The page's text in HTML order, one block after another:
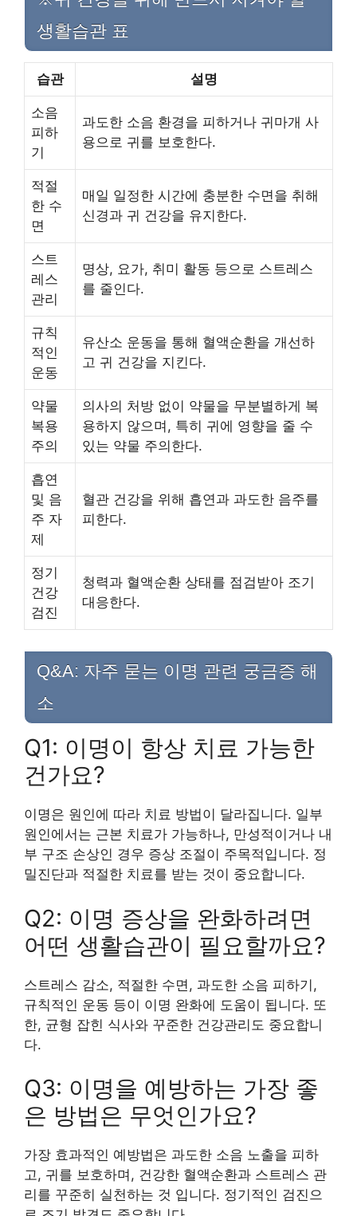
생활습관 표
습관 설명
소음
피하
기
과도한 소음 환경을 피하거나 귀마개 사
용으로 귀를 보호한다.
적절
한 수
면
매일 일정한 시간에 충분한 수면을 취해
신경과 귀 건강을 유지한다.
스트
레스
관리
명상, 요가, 취미 활동 등으로 스트레스
를 줄인다.
규칙
적인
운동
유산소 운동을 통해 혈액순환을 개선하
고 귀 건강을 지킨다.
약물
복용
주의
의사의 처방 없이 약물을 무분별하게 복
용하지 않으며, 특히 귀에 영향을 줄 수
있는 약물 주의한다.
흡연
및 음
주 자
제
혈관 건강을 위해 흡연과 과도한 음주를
피한다.
정기
건강
검진
청력과 혈액순환 상태를 점검받아 조기
대응한다.
Q&A: 자주 묻는 이명 관련 궁금증 해
소
Q1: 이명이 항상 치료 가능한
건가요?
이명은 원인에 따라 치료 방법이 달라집니다. 일부
원인에서는 근본 치료가 가능하나, 만성적이거나 내
부 구조 손상인 경우 증상 조절이 주목적입니다. 정
밀진단과 적절한 치료를 받는 것이 중요합니다.
Q2: 이명 증상을 완화하려면
어떤 생활습관이 필요할까요?
스트레스 감소, 적절한 수면, 과도한 소음 피하기,
규칙적인 운동 등이 이명 완화에 도움이 됩니다. 또
한, 균형 잡힌 식사와 꾸준한 건강관리도 중요합니
다.
Q3: 이명을 예방하는 가장 좋
은 방법은 무엇인가요?
가장 효과적인 예방법은 과도한 소음 노출을 피하
고, 귀를 보호하며, 건강한 혈액순환과 스트레스 관
리를 꾸준히 실천하는 것 입니다. 정기적인 검진으